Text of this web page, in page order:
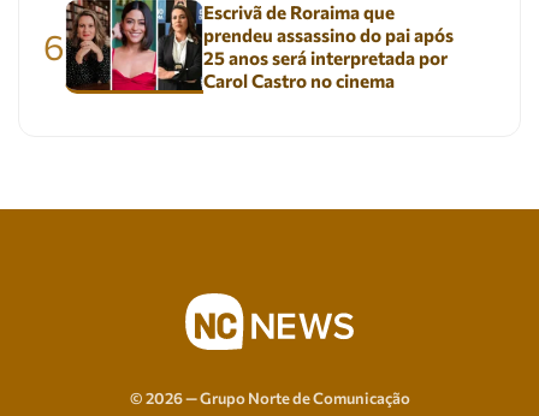
6
Escrivã de Roraima que
prendeu assassino do pai após
25 anos será interpretada por
Carol Castro no cinema
© 2026 — Grupo Norte de Comunicação